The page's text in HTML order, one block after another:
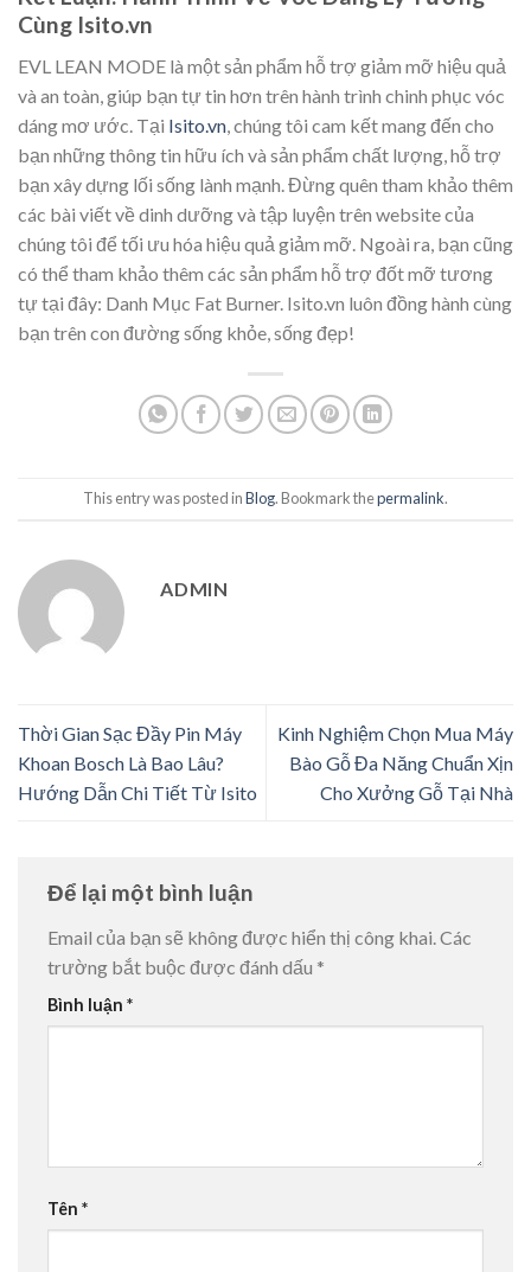
Cùng Isito.vn
EVL LEAN MODE là một sản phẩm hỗ trợ giảm mỡ hiệu quả
và an toàn, giúp bạn tự tin hơn trên hành trình chinh phục vóc
dáng mơ ước. Tại Isito.vn, chúng tôi cam kết mang đến cho
bạn những thông tin hữu ích và sản phẩm chất lượng, hỗ trợ
bạn xây dựng lối sống lành mạnh. Đừng quên tham khảo thêm
các bài viết về dinh dưỡng và tập luyện trên website của
chúng tôi để tối ưu hóa hiệu quả giảm mỡ. Ngoài ra, bạn cũng
có thể tham khảo thêm các sản phẩm hỗ trợ đốt mỡ tương
tự tại đây: Danh Mục Fat Burner. Isito.vn luôn đồng hành cùng
bạn trên con đường sống khỏe, sống đẹp!
This entry was posted inBlog. Bookmark thepermalink.
ADMIN
Thời Gian Sạc Đầy Pin Máy
Khoan Bosch Là Bao Lâu?
Hướng Dẫn Chi Tiết Từ Isito
Kinh Nghiệm Chọn Mua Máy
Bào Gỗ Đa Năng Chuẩn Xịn
Cho Xưởng Gỗ Tại Nhà
Để lại một bình luận
Email của bạn sẽ không được hiển thị công khai.Các
trường bắt buộc được đánh dấu *
Bình luận *
Tên *